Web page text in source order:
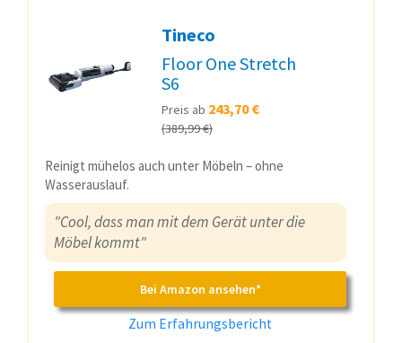
Tineco
Floor One Stretch
S6
Preis ab 243,70 €
(389,99 €)
Reinigt mühelos auch unter Möbeln – ohne
Wasserauslauf.
"Cool, dass man mit dem Gerät unter die
Möbel kommt"
Bei Amazon ansehen*
Zum Erfahrungsbericht